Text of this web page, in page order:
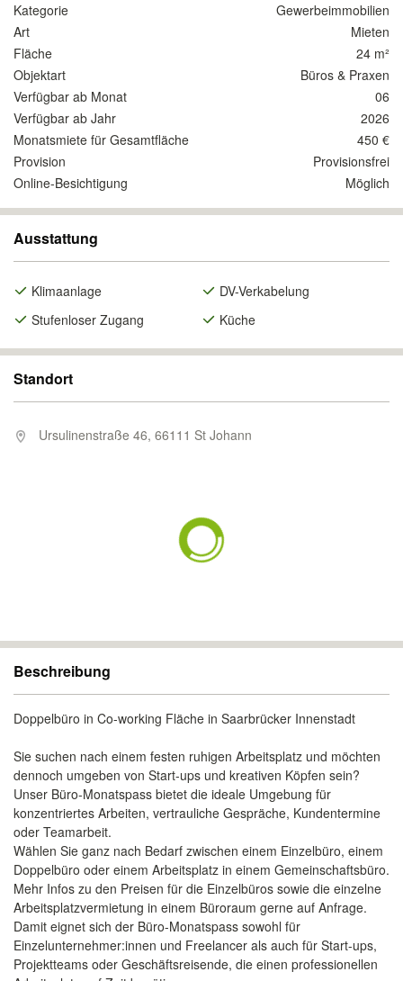
Kategorie
Gewerbeimmobilien
Art
Mieten
Fläche
24 m²
Objektart
Büros & Praxen
Verfügbar ab Monat
06
Verfügbar ab Jahr
2026
Monatsmiete für Gesamtfläche
450 €
Provision
Provisionsfrei
Online-Besichtigung
Möglich
Ausstattung
Klimaanlage
DV-Verkabelung
Stufenloser Zugang
Küche
Standort
Ursulinenstraße 46, 66111 St Johann
Beschreibung
Doppelbüro in Co-working Fläche in Saarbrücker Innenstadt
Sie suchen nach einem festen ruhigen Arbeitsplatz und möchten
dennoch umgeben von Start-ups und kreativen Köpfen sein?
Unser Büro-Monatspass bietet die ideale Umgebung für
konzentriertes Arbeiten, vertrauliche Gespräche, Kundentermine
oder Teamarbeit.
Wählen Sie ganz nach Bedarf zwischen einem Einzelbüro, einem
Doppelbüro oder einem Arbeitsplatz in einem Gemeinschaftsbüro.
Mehr Infos zu den Preisen für die Einzelbüros sowie die einzelne
Arbeitsplatzvermietung in einem Büroraum gerne auf Anfrage.
Damit eignet sich der Büro-Monatspass sowohl für
Einzelunternehmer:innen und Freelancer als auch für Start-ups,
Projektteams oder Geschäftsreisende, die einen professionellen